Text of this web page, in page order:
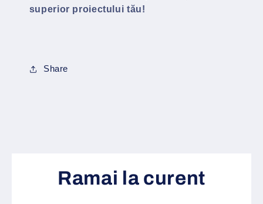
superior proiectului tău!
Share
Ramai la curent